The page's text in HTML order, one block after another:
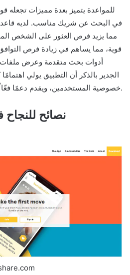
في البحث عن شريك مناسب. لديه
مما يزيد فرص العثور على الشخص
قوية، مما يساهم في زيادة فرص
أدوات بحث متقدمة وعرض
الجدير بالذكر أن التطبيق يولي
خصوصية المستخدمين، ويقدم دعمًا فعّالًا عبر خدمة العملاء المتفانية.
نصائح